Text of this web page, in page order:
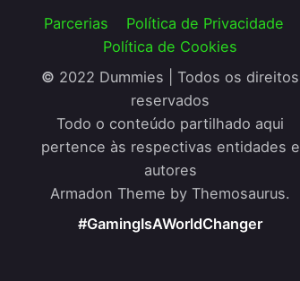
Parcerias
Política de Privacidade
Política de Cookies
© 2022 Dummies | Todos os direitos
reservados
Todo o conteúdo partilhado aqui
pertence às respectivas entidades e
autores
Armadon Theme by Themosaurus.
#GamingIsAWorldChanger